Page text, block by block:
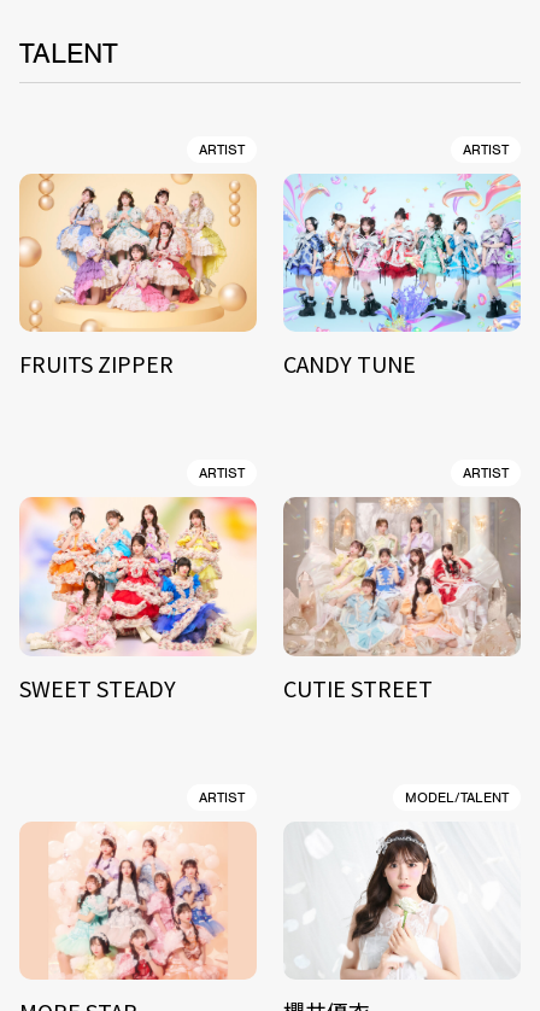
TALENT
ARTIST
FRUITS ZIPPER
ARTIST
CANDY TUNE
ARTIST
SWEET STEADY
ARTIST
CUTIE STREET
ARTIST MODEL/TALENT